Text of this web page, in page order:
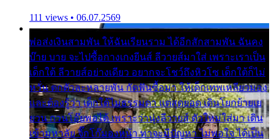
111 views • 06.07.2569
พ่อส่งเงินสามพัน ให้ฉันเรียนราม ได้อีกสักสามพัน ฉันคง
บ๊าย บาย จะไปซื้อกางเกงยีนส์ ลีวายส์มาใส่ เพราะเราเป็น
เด็กใต้ ลีวายส์อย่างเดียว อยากจะโชว์ถึงหิวโซ เด็กใต้ก็ไม่
หวั่น ตกตัวละหลายพัน กัดฟันซื้อมา ให้เด็กเทพเหลียวมอง
และต้องรู้ว่า เด็กใต้ไม่ธรรมดา แต่สุดยอด เดินโยกย้ายเย
ยวน กวนโอ๊ยพอได้ เพราะว่านุ่งลีวายส์ ตัวใหม่ใส่มา เดิน
เข้ามหาลัย จิ๊กโก๊มองหน้า ท่าจะมีปัญหา ไม่พอใจ ได้เป็น